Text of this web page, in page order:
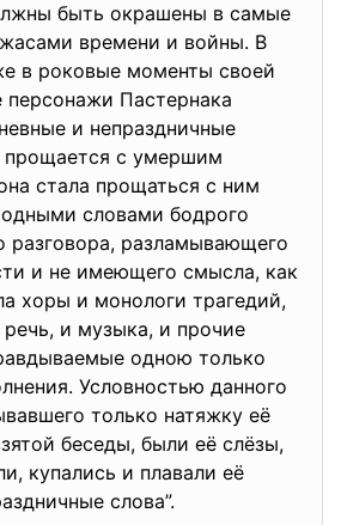
быть окрашены в самые
времени и войны. В
в роковые моменты своей
Пастернака
и непраздничные
прощается с умершим
стала прощаться с ним
словами бодрого
разговора, разламывающего
и не имеющего смысла, как
хоры и монологи трагедий,
речь, и музыка, и прочие
одною только
Условностью данного
только натяжку её
беседы, были её слёзы,
купались и плавали её
слова”.